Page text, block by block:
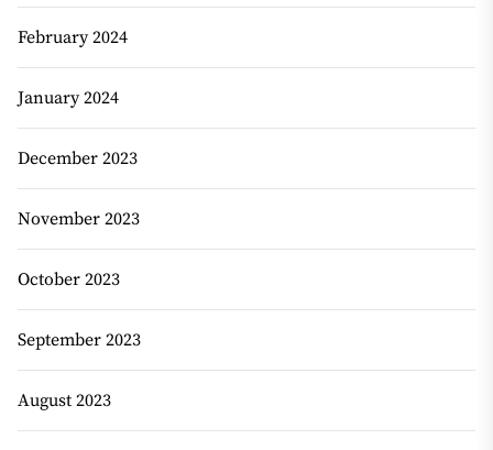
February 2024
January 2024
December 2023
November 2023
October 2023
September 2023
August 2023